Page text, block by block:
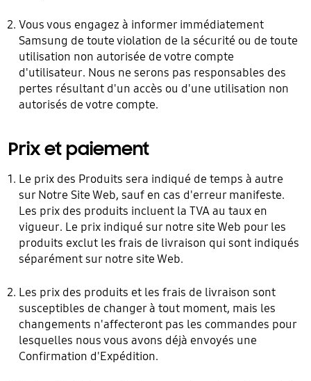
Vous vous engagez à informer immédiatement
Samsung de toute violation de la sécurité ou de toute
utilisation non autorisée de votre compte
d'utilisateur. Nous ne serons pas responsables des
pertes résultant d'un accès ou d'une utilisation non
autorisés de votre compte.
Prix et paiement
Le prix des Produits sera indiqué de temps à autre
sur Notre Site Web, sauf en cas d'erreur manifeste.
Les prix des produits incluent la TVA au taux en
vigueur. Le prix indiqué sur notre site Web pour les
produits exclut les frais de livraison qui sont indiqués
séparément sur notre site Web.
Les prix des produits et les frais de livraison sont
susceptibles de changer à tout moment, mais les
changements n'affecteront pas les commandes pour
lesquelles nous vous avons déjà envoyés une
Confirmation d'Expédition.